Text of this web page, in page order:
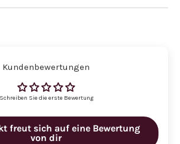
Kundenbewertungen
Schreiben Sie die erste Bewertung
freut sich auf eine Bewertung
von dir